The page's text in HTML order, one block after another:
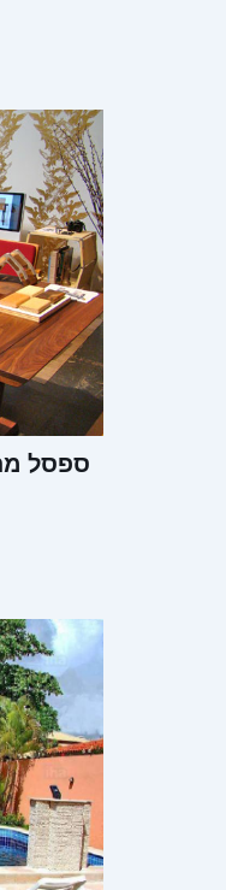
ספסל